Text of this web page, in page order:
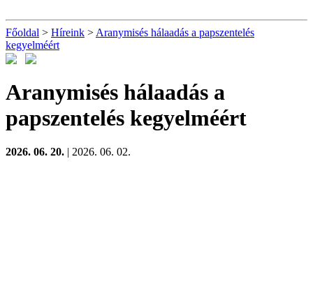
Főoldal > Híreink > Aranymisés hálaadás a papszentelés
kegyelméért
Aranymisés hálaadás a
papszentelés kegyelméért
2026. 06. 20. | 2026. 06. 02.